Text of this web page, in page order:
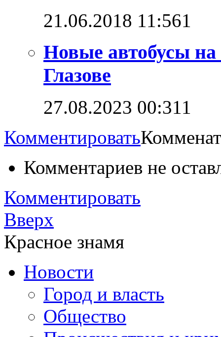
21.06.2018 11:561
Новые автобусы
Глазове
27.08.2023 00:311
Комментировать
Комментариев не
Комментировать
Вверх
Красное знамя
Новости
Город и власть
Общество